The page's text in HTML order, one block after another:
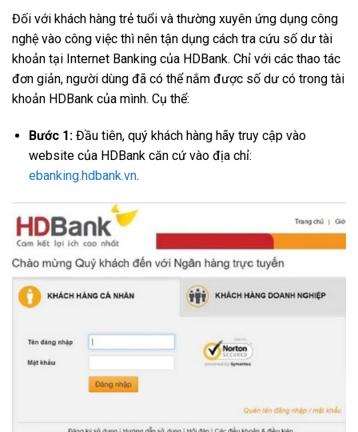
Đối với khách hàng trẻ tuổi và thường xuyên ứng dụng công
nghệ vào công việc thì nên tận dụng cách tra cứu số dư tài
khoản tại Internet Banking của HDBank. Chỉ với các thao tác
đơn giản, người dùng đã có thể nắm được số dư có trong tài
khoản HDBank của mình. Cụ thể:
Bước 1:Đầu tiên, quý khách hàng hãy truy cập vào
website của HDBank căn cứ vào địa chỉ:
ebanking.hdbank.vn.